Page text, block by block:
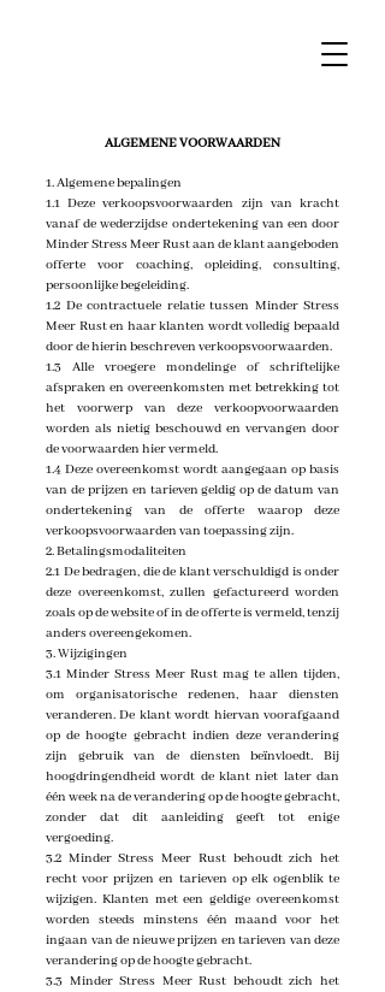
ALGEMENE VOORWAARDEN
1. Algemene bepalingen
1.1 Deze verkoopsvoorwaarden zijn van kracht
vanaf de wederzijdse ondertekening van een door
Minder Stress Meer Rust aan de klant aangeboden
offerte voor coaching, opleiding, consulting,
persoonlijke begeleiding.
1.2 De contractuele relatie tussen Minder Stress
Meer Rust en haar klanten wordt volledig bepaald
door de hierin beschreven verkoopsvoorwaarden.
1.3 Alle vroegere mondelinge of schriftelijke
afspraken en overeenkomsten met betrekking tot
het voorwerp van deze verkoopvoorwaarden
worden als nietig beschouwd en vervangen door
de voorwaarden hier vermeld.
1.4 Deze overeenkomst wordt aangegaan op basis
van de prijzen en tarieven geldig op de datum van
ondertekening van de offerte waarop deze
verkoopsvoorwaarden van toepassing zijn.
2. Betalingsmodaliteiten
2.1 De bedragen, die de klant verschuldigd is onder
deze overeenkomst, zullen gefactureerd worden
zoals op de website of in de offerte is vermeld, tenzij
anders overeengekomen.
3. Wijzigingen
3.1 Minder Stress Meer Rust mag te allen tijden,
om organisatorische redenen, haar diensten
veranderen. De klant wordt hiervan voorafgaand
op de hoogte gebracht indien deze verandering
zijn gebruik van de diensten beïnvloedt. Bij
hoogdringendheid wordt de klant niet later dan
één week na de verandering op de hoogte gebracht,
zonder dat dit aanleiding geeft tot enige
vergoeding.
3.2 Minder Stress Meer Rust behoudt zich het
recht voor prijzen en tarieven op elk ogenblik te
wijzigen. Klanten met een geldige overeenkomst
worden steeds minstens één maand voor het
ingaan van de nieuwe prijzen en tarieven van deze
verandering op de hoogte gebracht.
3.3 Minder Stress Meer Rust behoudt zich het